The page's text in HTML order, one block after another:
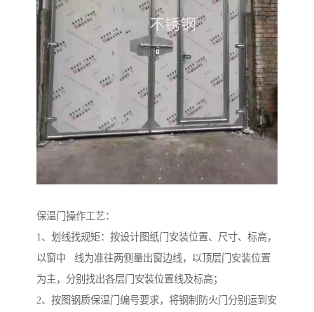
保温门操作工艺：
1、划线找规矩：按设计图纸门安装位置、尺寸、标高，
以窗中 线为准往两侧量出窗边线，以顶层门安装位置
为主，分别找出各层门安装位置线及标高；
2、按图钢质保温门编号要求，将钢制防火门分别运到安